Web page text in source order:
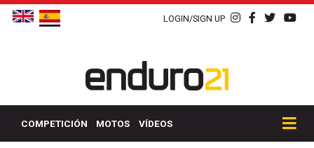
LOGIN/SIGN UP
COMPETICIÓN MOTOS VÍDEOS